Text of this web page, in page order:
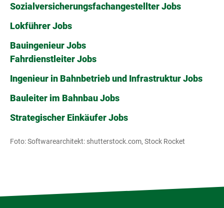
Sozialversicherungsfachangestellter Jobs
Lokführer Jobs
Bauingenieur Jobs
Fahrdienstleiter Jobs
Ingenieur in Bahnbetrieb und Infrastruktur Jobs
Bauleiter im Bahnbau Jobs
Strategischer Einkäufer Jobs
Foto: Softwarearchitekt: shutterstock.com, Stock Rocket